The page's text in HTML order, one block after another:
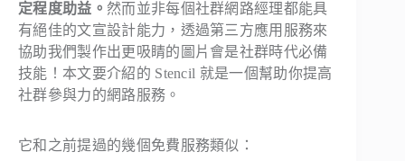
定程度助益。 然而並非每個社群網路經理都能具
有絕佳的文宣設計能力，透過第三方應用服務來
協助我們製作出更吸睛的圖片會是社群時代必備
技能！本文要介紹的 Stencil 就是一個幫助你提高
社群參與力的網路服務。
它和之前提過的幾個免費服務類似：